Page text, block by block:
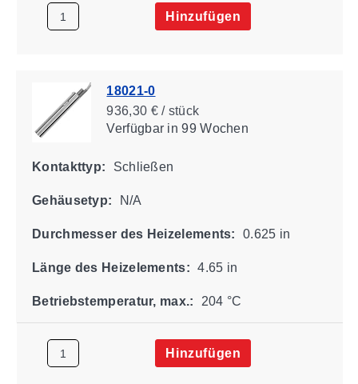
Hinzufügen
18021-0
936,30 € / stück
Verfügbarin 99 Wochen
Kontakttyp: Schließen
Gehäusetyp: N/A
Durchmesser des Heizelements: 0.625 in
Länge des Heizelements: 4.65 in
Betriebstemperatur, max.: 204 °C
Hinzufügen